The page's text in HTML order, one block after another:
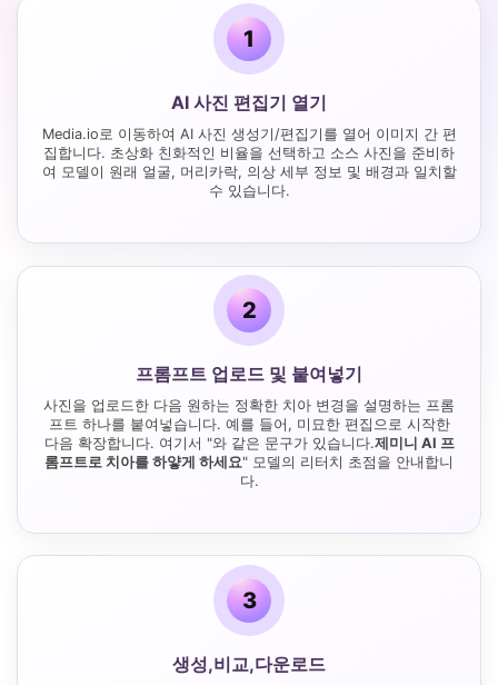
1
AI 사진 편집기 열기
Media.io로 이동하여 AI 사진 생성기/편집기를 열어 이미지 간 편
집합니다. 초상화 친화적인 비율을 선택하고 소스 사진을 준비하
여 모델이 원래 얼굴, 머리카락, 의상 세부 정보 및 배경과 일치할
수 있습니다.
2
프롬프트 업로드 및 붙여넣기
사진을 업로드한 다음 원하는 정확한 치아 변경을 설명하는 프롬
프트 하나를 붙여넣습니다. 예를 들어, 미묘한 편집으로 시작한
다음 확장합니다. 여기서 "와 같은 문구가 있습니다.제미니 AI 프
롬프트로 치아를 하얗게 하세요" 모델의 리터치 초점을 안내합니
다.
3
생성,비교,다운로드